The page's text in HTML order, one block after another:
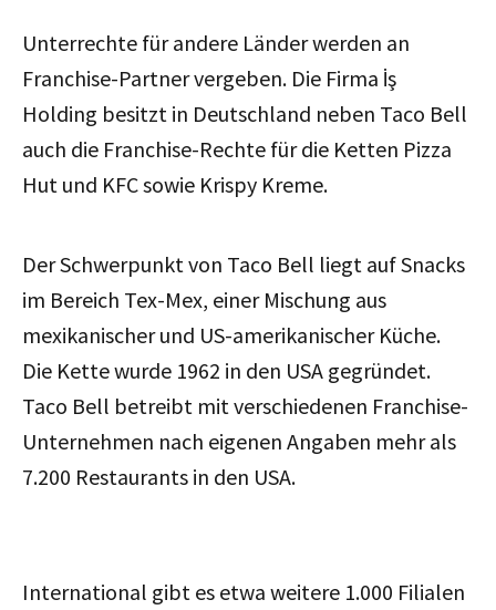
Unterrechte für andere Länder werden an
Franchise-Partner vergeben. Die Firma İş
Holding besitzt in Deutschland neben Taco Bell
auch die Franchise-Rechte für die Ketten Pizza
Hut und KFC sowie Krispy Kreme.
Der Schwerpunkt von Taco Bell liegt auf Snacks
im Bereich Tex-Mex, einer Mischung aus
mexikanischer und US-amerikanischer Küche.
Die Kette wurde 1962 in den USA gegründet.
Taco Bell betreibt mit verschiedenen Franchise-
Unternehmen nach eigenen Angaben mehr als
7.200 Restaurants in den USA.
International gibt es etwa weitere 1.000 Filialen